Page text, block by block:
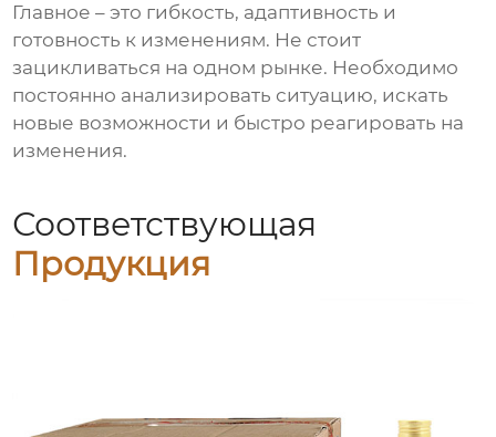
Главное – это гибкость, адаптивность и
готовность к изменениям. Не стоит
зацикливаться на одном рынке. Необходимо
постоянно анализировать ситуацию, искать
новые возможности и быстро реагировать на
изменения.
Соответствующая
Продукция